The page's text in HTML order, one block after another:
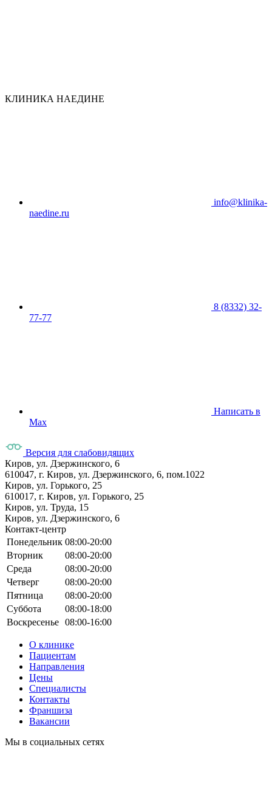
КЛИНИКА НАЕДИНЕ
info@klinika-
naedine.ru
8 (8332) 32-
77-77
Написать в
Max
Версия для слабовидящих
Киров, ул. Дзержинского, 6
610047, г. Киров, ул. Дзержинского, 6, пом.1022
Киров, ул. Горького, 25
610017, г. Киров, ул. Горького, 25
Киров, ул. Труда, 15
Киров, ул. Дзержинского, 6
Контакт-центр
Понедельник 08:00-20:00
Вторник
08:00-20:00
Среда
08:00-20:00
Четверг
08:00-20:00
Пятница
08:00-20:00
Суббота
08:00-18:00
Воскресенье 08:00-16:00
О клинике
Пациентам
Направления
Цены
Специалисты
Контакты
Франшиза
Вакансии
Мы в социальных сетях